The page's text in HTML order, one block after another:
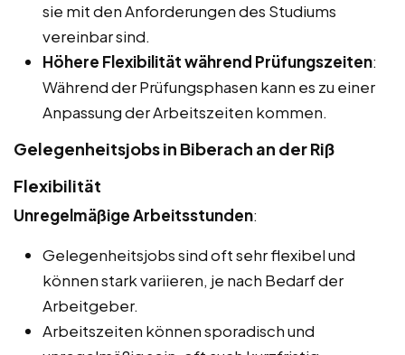
sie mit den Anforderungen des Studiums
vereinbar sind.
Höhere Flexibilität während Prüfungszeiten:
Während der Prüfungsphasen kann es zu einer
Anpassung der Arbeitszeiten kommen.
Gelegenheitsjobs in Biberach an der Riß
Flexibilität
Unregelmäßige Arbeitsstunden:
Gelegenheitsjobs sind oft sehr flexibel und
können stark variieren, je nach Bedarf der
Arbeitgeber.
Arbeitszeiten können sporadisch und